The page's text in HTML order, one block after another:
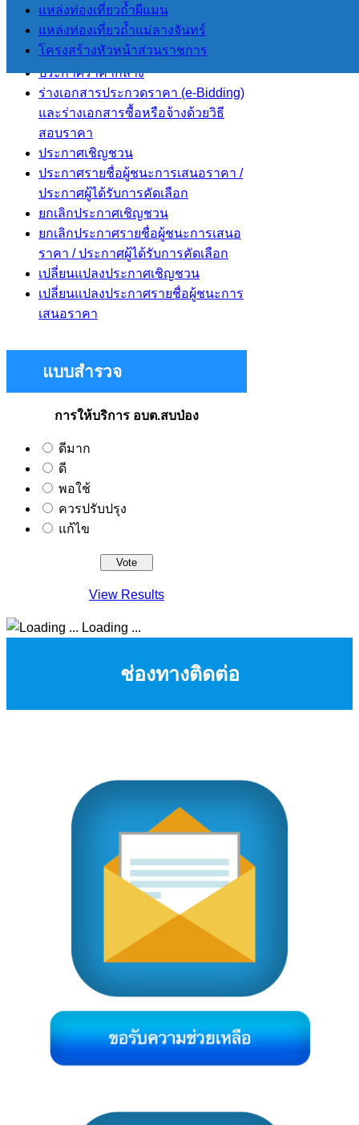
แหล่งท่องเที่ยวถ้ำผีแมน
แหล่งท่องเที่ยวถ้ำแม่ลางจันทร์
โครงสร้างหัวหน้าส่วนราชการ
การจัดซื้อจัดจ้าง
แผนการจัดซื้อจัดจ้าง
ประกาศราคากลาง
ร่างเอกสารประกวดราคา (e-Bidding)
และร่างเอกสารซื้อหรือจ้างด้วยวิธี
สอบราคา
ประกาศเชิญชวน
ประกาศรายชื่อผู้ชนะการเสนอราคา /
ประกาศผู้ได้รับการคัดเลือก
ยกเลิกประกาศเชิญชวน
ยกเลิกประกาศรายชื่อผู้ชนะการเสนอ
ราคา / ประกาศผู้ได้รับการคัดเลือก
เปลี่ยนแปลงประกาศเชิญชวน
เปลี่ยนแปลงประกาศรายชื่อผู้ชนะการ
เสนอราคา
แบบสำรวจ
การให้บริการ อบต.สบป่อง
ดีมาก
ดี
พอใช้
ควรปรับปรุง
แก้ไข
View Results
Loading ...
ช่องทางติดต่อ